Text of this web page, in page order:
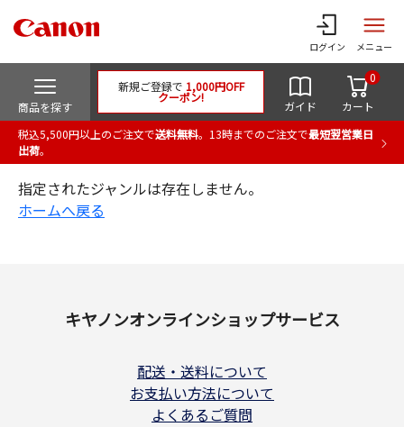
ログイン メニュー
商品を探す
新規ご登録で 1,000円OFF
クーポン!
ガイド カート
0
税込5,500円以上のご注文で送料無料。13時までのご注文で最短翌営業日
出荷。
指定されたジャンルは存在しません。
ホームへ戻る
キヤノンオンラインショップサービス
配送・送料について
お支払い方法について
よくあるご質問